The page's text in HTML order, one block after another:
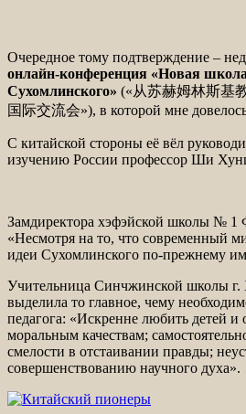
Очередное тому подтверждение –
онлайн-конференция «Новая
Сухомлинского» («从苏赫姆林斯基
国际交流会»), в которой мне
С китайской стороны её вёл
изучению России профессор Ши
Замдиректора хэфэйской школы № 1
«Несмотря на то, что современный
идеи Сухомлинского по-прежнему
Учительница Синчжинской школы
выделила то главное, чему
педагога: «Искренне любить детей и
моральным качествам;
смелости в отстаивании правды;
совершенствованию научного духа».